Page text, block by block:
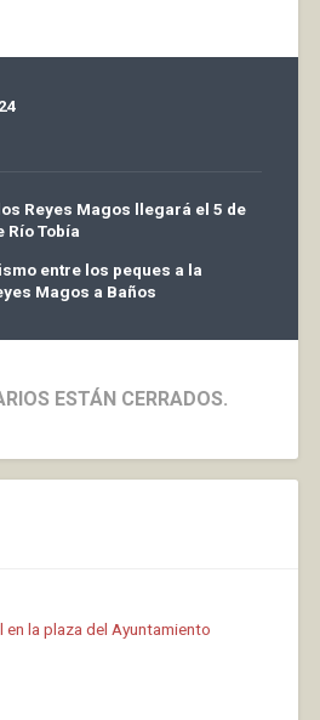
Reyes Magos llegará el 5 de
Río Tobía
entre los peques a la
Magos a Baños
ESTÁN CERRADOS.
en la plaza del Ayuntamiento